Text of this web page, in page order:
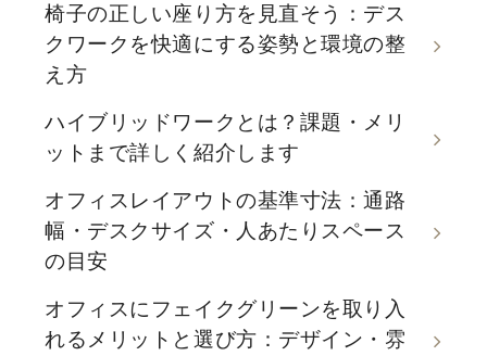
椅子の正しい座り方を見直そう：デス
クワークを快適にする姿勢と環境の整
え方
ハイブリッドワークとは？課題・メリ
ットまで詳しく紹介します
オフィスレイアウトの基準寸法：通路
幅・デスクサイズ・人あたりスペース
の目安
オフィスにフェイクグリーンを取り入
れるメリットと選び方：デザイン・雰